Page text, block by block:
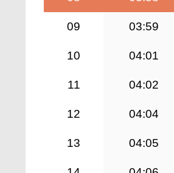
09 03:59
10 04:01
11 04:02
12 04:04
13 04:05